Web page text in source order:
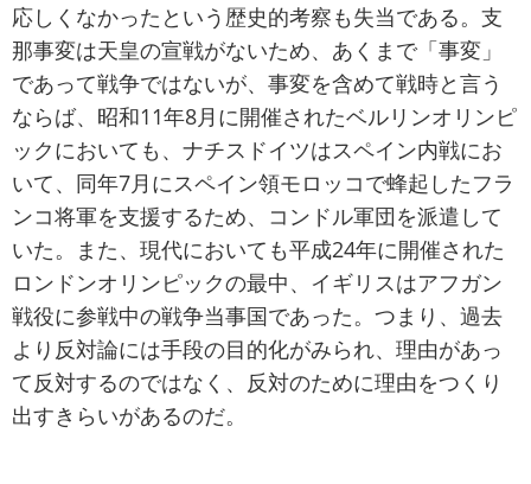
応しくなかったという歴史的考察も失当である。支
那事変は天皇の宣戦がないため、あくまで「事変」
であって戦争ではないが、事変を含めて戦時と言う
ならば、昭和11年8月に開催されたベルリンオリンピ
ックにおいても、ナチスドイツはスペイン内戦にお
いて、同年7月にスペイン領モロッコで蜂起したフラ
ンコ将軍を支援するため、コンドル軍団を派遣して
いた。また、現代においても平成24年に開催された
ロンドンオリンピックの最中、イギリスはアフガン
戦役に参戦中の戦争当事国であった。つまり、過去
より反対論には手段の目的化がみられ、理由があっ
て反対するのではなく、反対のために理由をつくり
出すきらいがあるのだ。